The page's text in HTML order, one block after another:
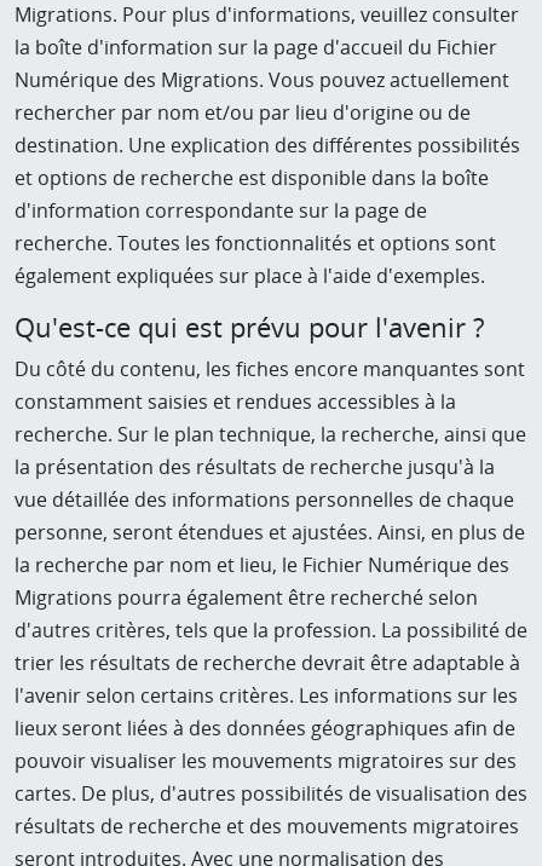
Migrations. Pour plus d'informations, veuillez consulter
la boîte d'information sur la page d'accueil du Fichier
Numérique des Migrations. Vous pouvez actuellement
rechercher par nom et/ou par lieu d'origine ou de
destination. Une explication des différentes possibilités
et options de recherche est disponible dans la boîte
d'information correspondante sur la page de
recherche. Toutes les fonctionnalités et options sont
également expliquées sur place à l'aide d'exemples.
Qu'est-ce qui est prévu pour l'avenir ?
Du côté du contenu, les fiches encore manquantes sont
constamment saisies et rendues accessibles à la
recherche. Sur le plan technique, la recherche, ainsi que
la présentation des résultats de recherche jusqu'à la
vue détaillée des informations personnelles de chaque
personne, seront étendues et ajustées. Ainsi, en plus de
la recherche par nom et lieu, le Fichier Numérique des
Migrations pourra également être recherché selon
d'autres critères, tels que la profession. La possibilité de
trier les résultats de recherche devrait être adaptable à
l'avenir selon certains critères. Les informations sur les
lieux seront liées à des données géographiques afin de
pouvoir visualiser les mouvements migratoires sur des
cartes. De plus, d'autres possibilités de visualisation des
résultats de recherche et des mouvements migratoires
seront introduites. Avec une normalisation des